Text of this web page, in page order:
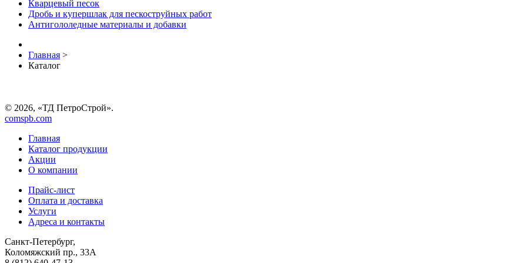
Кварцевый песок
Дробь и купершлак для пескоструйных работ
Антигололедные материалы и добавки
Главная >
Каталог
© 2026, «ТД ПетроСтрой».
comspb.com
Главная
Каталог продукции
Акции
О компании
Прайс-лист
Оплата и доставка
Услуги
Адреса и контакты
Санкт-Петербург,
Коломяжский пр., 33А